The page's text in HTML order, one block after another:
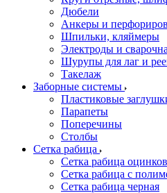
Дюбели
Анкеры и
Шпильки, кляймеры
Электроды и
Шурупы для лаг и
Такелаж
Заборные системы
Пластиковые
Парапеты
Поперечины
Столбы
Сетка рабица
Сетка рабица
Сетка рабица с
Сетка рабица черная